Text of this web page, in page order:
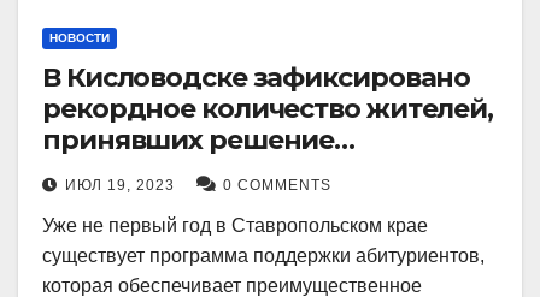
НОВОСТИ
В Кисловодске зафиксировано
рекордное количество жителей,
принявших решение
воспользоваться
установленными мерами, с
целью поступления в
медицинский вуз в районе.
ИЮЛ 19, 2023 0 COMMENTS
Уже не первый год в Ставропольском крае
существует программа поддержки абитуриентов,
которая обеспечивает преимущественное